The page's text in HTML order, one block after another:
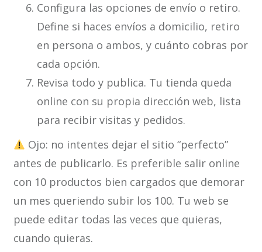
Configura las opciones de envío o retiro.
Define si haces envíos a domicilio, retiro
en persona o ambos, y cuánto cobras por
cada opción.
Revisa todo y publica. Tu tienda queda
online con su propia dirección web, lista
para recibir visitas y pedidos.
Ojo: no intentes dejar el sitio “perfecto”
antes de publicarlo. Es preferible salir online
con 10 productos bien cargados que demorar
un mes queriendo subir los 100. Tu web se
puede editar todas las veces que quieras,
cuando quieras.